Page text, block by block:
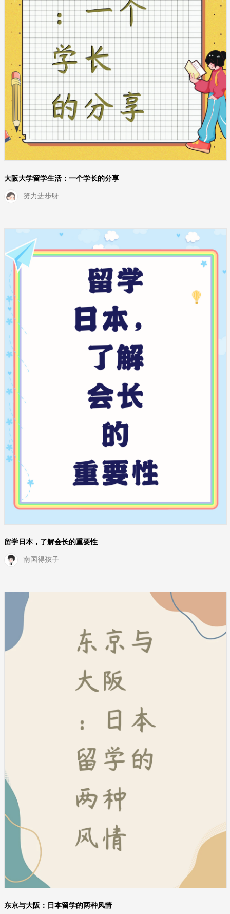
大阪大学留学生活：一个学长的分享
努力进步呀
留学日本，了解会长的重要性
南国得孩子
东京与大阪：日本留学的两种风情